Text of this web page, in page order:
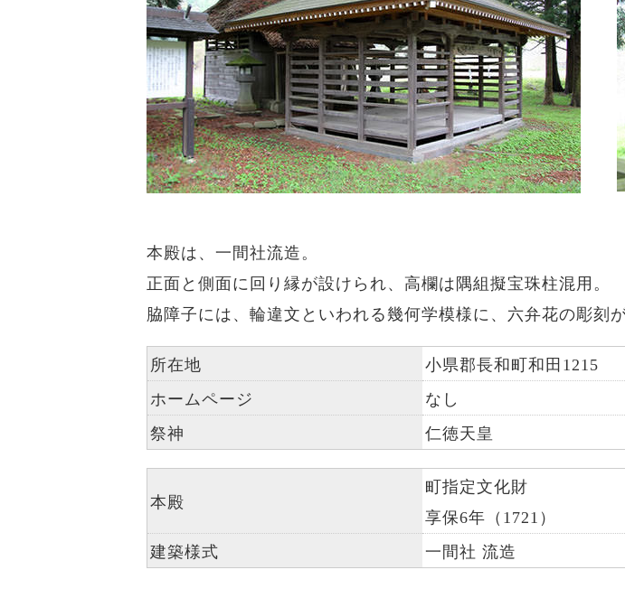
本殿は、一間社流造。
正面と側面に回り縁が設けられ、高欄は隅組擬宝珠柱混用。
脇障子には、輪違文といわれる幾何学模様に、六弁花の彫刻
所在地
小県郡長和町和田1215
ホームページ
なし
祭神
仁徳天皇
本殿
町指定文化財
享保6年（1721）
建築様式
一間社 流造